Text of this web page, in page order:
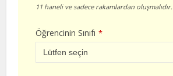
11 haneli ve sadece rakamlardan oluşmalıdır.
Öğrencinin Sınıfı *